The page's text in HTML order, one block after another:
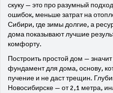
скуку — это про разумный
ошибок, меньше затрат на
Сибири, где зимы долгие, а
дома показывают лучшие
комфорту.
Построить простой дом —
фундамент для дома, основу,
пучение и не даст трещин.
Новосибирске — от 2,1 метра,